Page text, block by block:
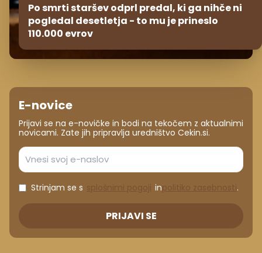
Po smrti staršev odprl predal, ki ga nihče ni
pogledal desetletja - to mu je prineslo
110.000 evrov
E-novice
Prijavi se na e-novičke in bodi na tekočem z aktualnimi
novicami. Zate jih pripravlja uredništvo Cekin.si.
Strinjam se s in .
PRIJAVI SE